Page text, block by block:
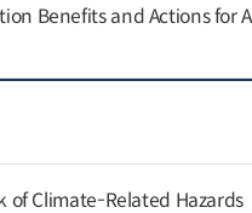
Benefits and Actions for All
of Climate-Related Hazards